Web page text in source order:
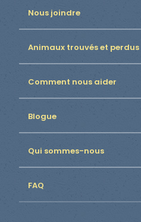
Nous joindre
Animaux trouvés et perdus
Comment nous aider
Blogue
Qui sommes-nous
FAQ